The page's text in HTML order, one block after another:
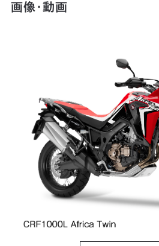
画像・動画